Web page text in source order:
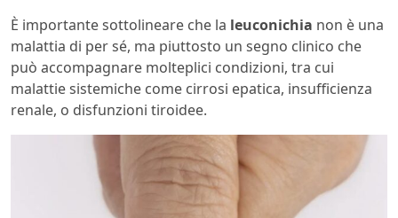
È importante sottolineare che la leuconichia non è una
malattia di per sé, ma piuttosto un segno clinico che
può accompagnare molteplici condizioni, tra cui
malattie sistemiche come cirrosi epatica, insufficienza
renale, o disfunzioni tiroidee.